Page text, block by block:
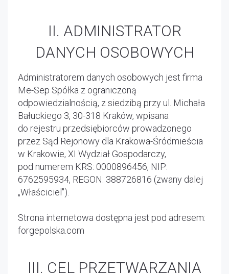
II. ADMINISTRATOR
DANYCH OSOBOWYCH
Administratorem danych osobowych jest firma
Me-Sep Spółka z ograniczoną
odpowiedzialnością, z siedzibą przy ul. Michała
Bałuckiego 3, 30-318 Kraków, wpisana
do rejestru przedsiębiorców prowadzonego
przez Sąd Rejonowy dla Krakowa-Śródmieścia
w Krakowie, XI Wydział Gospodarczy,
pod numerem KRS: 0000896456, NIP:
6762595934, REGON: 388726816 (zwany dalej
„Właściciel").
Strona internetowa dostępna jest pod adresem:
forgepolska.com
III. CEL PRZETWARZANIA